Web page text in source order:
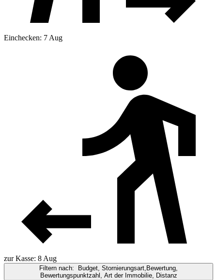
Einchecken: 7 Aug
zur Kasse: 8 Aug
Filtern nach:
Budget, Stornierungsart,Bewertung,
Bewertungspunktzahl, Art der Immobilie, Distanz